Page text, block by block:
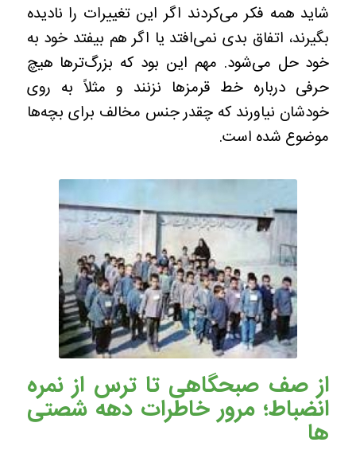
شاید همه فکر می‌کردند اگر این تغییرات را نادیده
بگیرند، اتفاق بدی نمی‌افتد یا اگر هم بیفتد خود به
خود حل می‌شود. مهم این بود که بزرگ‌ترها هیچ
حرفی درباره خط قرمزها نزنند و مثلاً به روی
خودشان نیاورند که چقدر جنس مخالف برای بچه‌ها
موضوع شده است.
از صف صبحگاهی تا ترس از نمره
انضباط؛ مرور خاطرات دهه شصتی‌
ها